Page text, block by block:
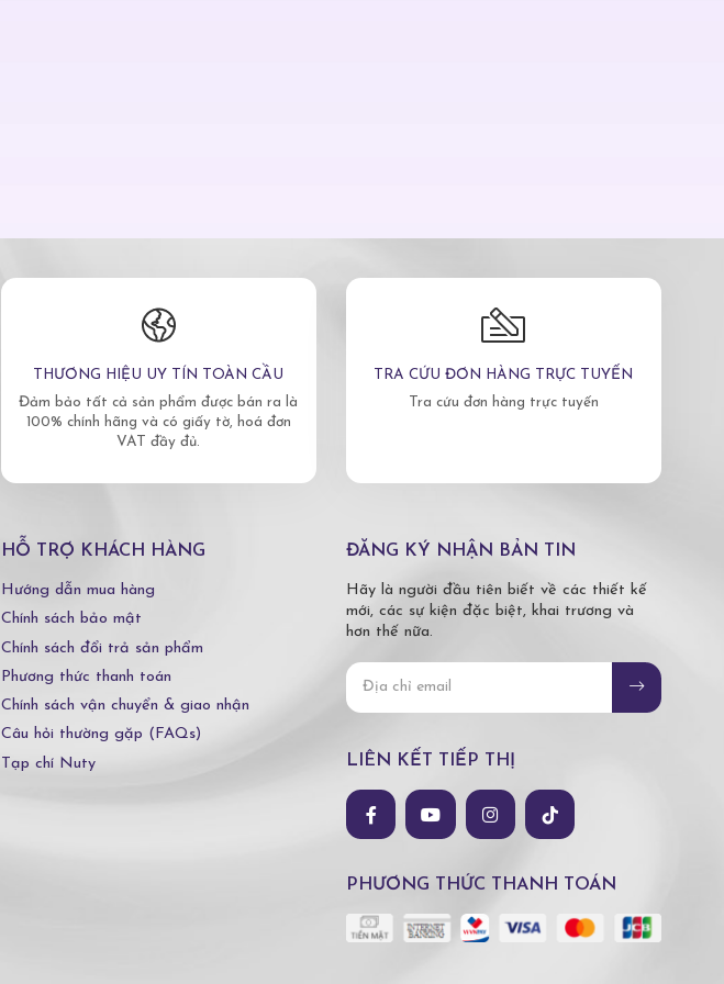
THƯƠNG HIỆU UY TÍN TOÀN CẦU
Đảm bảo tất cả sản phẩm được bán ra là
100% chính hãng và có giấy tờ, hoá đơn
VAT đầy đủ.
TRA CỨU ĐƠN HÀNG TRỰC TUYẾN
Tra cứu đơn hàng trực tuyến
HỖ TRỢ KHÁCH HÀNG
Hướng dẫn mua hàng
Chính sách bảo mật
Chính sách đổi trả sản phẩm
Phương thức thanh toán
Chính sách vận chuyển & giao nhận
Câu hỏi thường gặp (FAQs)
Tạp chí Nuty
ĐĂNG KÝ NHẬN BẢN TIN
Hãy là người đầu tiên biết về các thiết kế
mới, các sự kiện đặc biệt, khai trương và
hơn thế nữa.
LIÊN KẾT TIẾP THỊ
PHƯƠNG THỨC THANH TOÁN